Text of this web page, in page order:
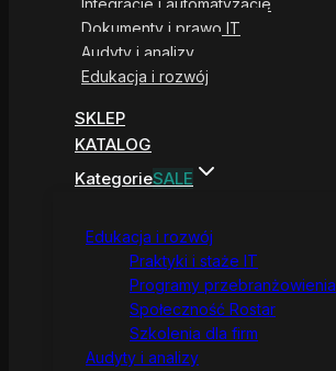
Integracje i automatyzacje
Dokumenty i prawo IT
Audyty i analizy
Edukacja i rozwój
SKLEP
KATALOG
KategorieSALE
Edukacja i rozwój
Praktyki i staże IT
Programy przebranżowienia
Społeczność Rostar
Szkolenia dla firm
Audyty i analizy